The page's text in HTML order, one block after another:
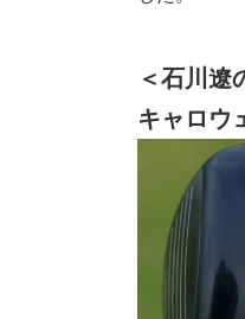
＜石川遼
キャロウ